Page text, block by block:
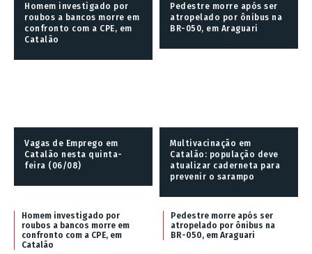
Homem investigado por
roubos a bancos morre em
confronto com a CPE, em
Catalão
Pedestre morre após ser
atropelado por ônibus na
BR-050, em Araguari
Vagas de Emprego em
Catalão nesta quinta-
feira (06/08)
Multivacinação em
Catalão: população deve
atualizar caderneta para
prevenir o sarampo
Homem investigado por
roubos a bancos morre em
confronto com a CPE, em
Catalão
Pedestre morre após ser
atropelado por ônibus na
BR-050, em Araguari